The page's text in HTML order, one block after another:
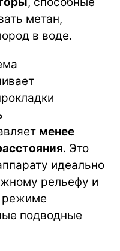
метан,
в воде.
менее
. Это
идеально
рельефу и
режиме
подводные